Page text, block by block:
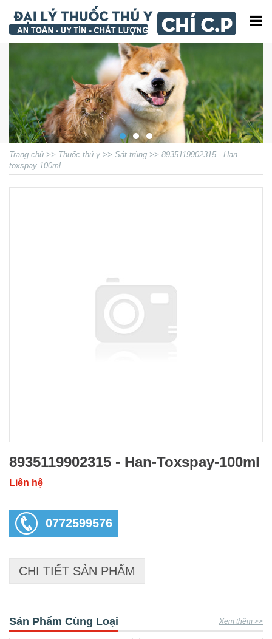
Trang chủ >> Thuốc thú y >> Sát trùng >> 8935119902315 - Han-
toxspay-100ml
8935119902315 - Han-Toxspay-100ml
Liên hệ
0772599576
CHI TIẾT SẢN PHẨM
Sản Phẩm Cùng Loại Xem thêm >>